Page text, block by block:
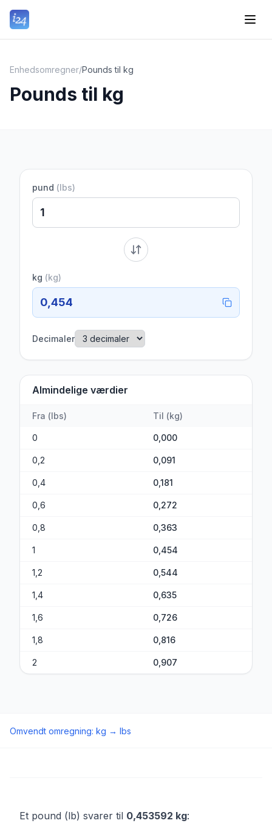
Enhedsomregner/Pounds til kg
Pounds til kg
pund (lbs)
kg (kg)
0,454
Decimaler
Almindelige værdier
Fra (lbs) Til (kg)
0 0,000
0,2 0,091
0,4 0,181
0,6 0,272
0,8 0,363
1 0,454
1,2 0,544
1,4 0,635
1,6 0,726
1,8 0,816
2 0,907
Omvendt omregning: kg → lbs
Et pound (lb) svarer til 0,453592 kg: